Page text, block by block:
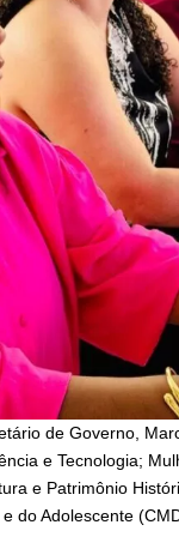
de Governo,
e Tecnologia;
e Patrimônio
do Adolescente